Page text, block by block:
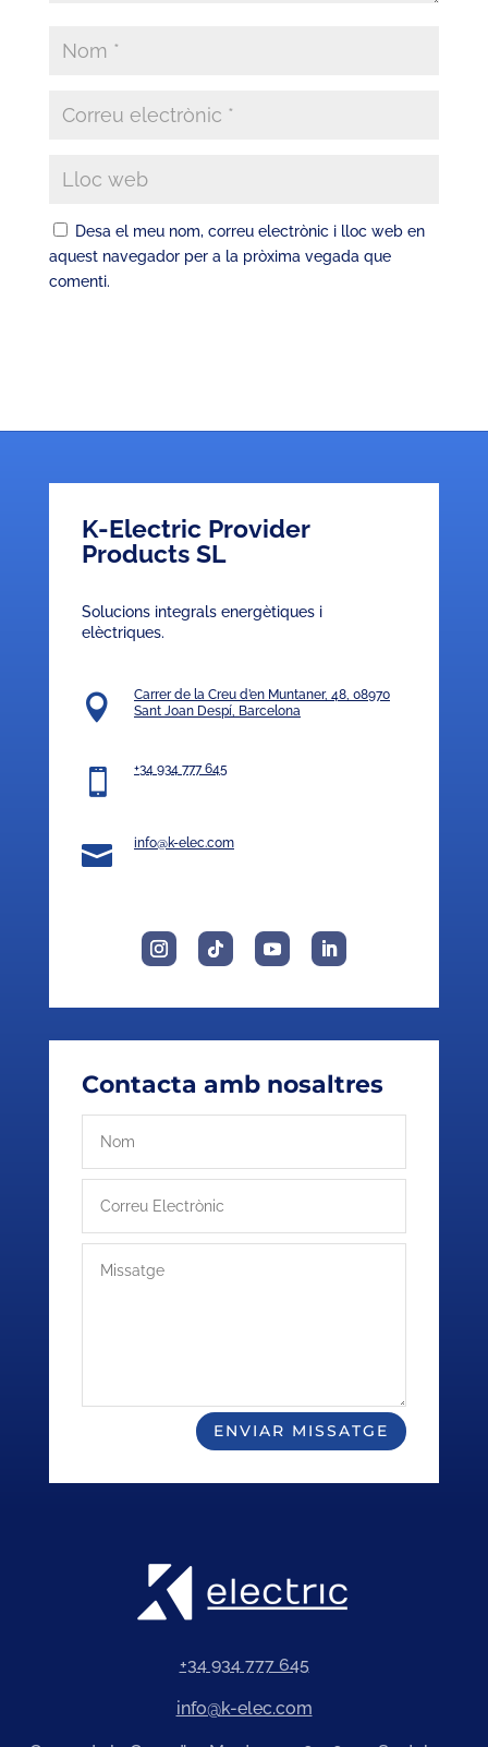
Desa el meu nom, correu electrònic i lloc web en
aquest navegador per a la pròxima vegada que
comenti.
K-Electric Provider
Products SL
Solucions integrals energètiques i
elèctriques.

Carrer de la Creu d’en Muntaner, 48, 08970
Sant Joan Despí, Barcelona
 +34 934 777 645
 info@k-elec.com
Contacta amb nosaltres
ENVIAR MISSATGE
+34 934 777 645
info@k-elec.com